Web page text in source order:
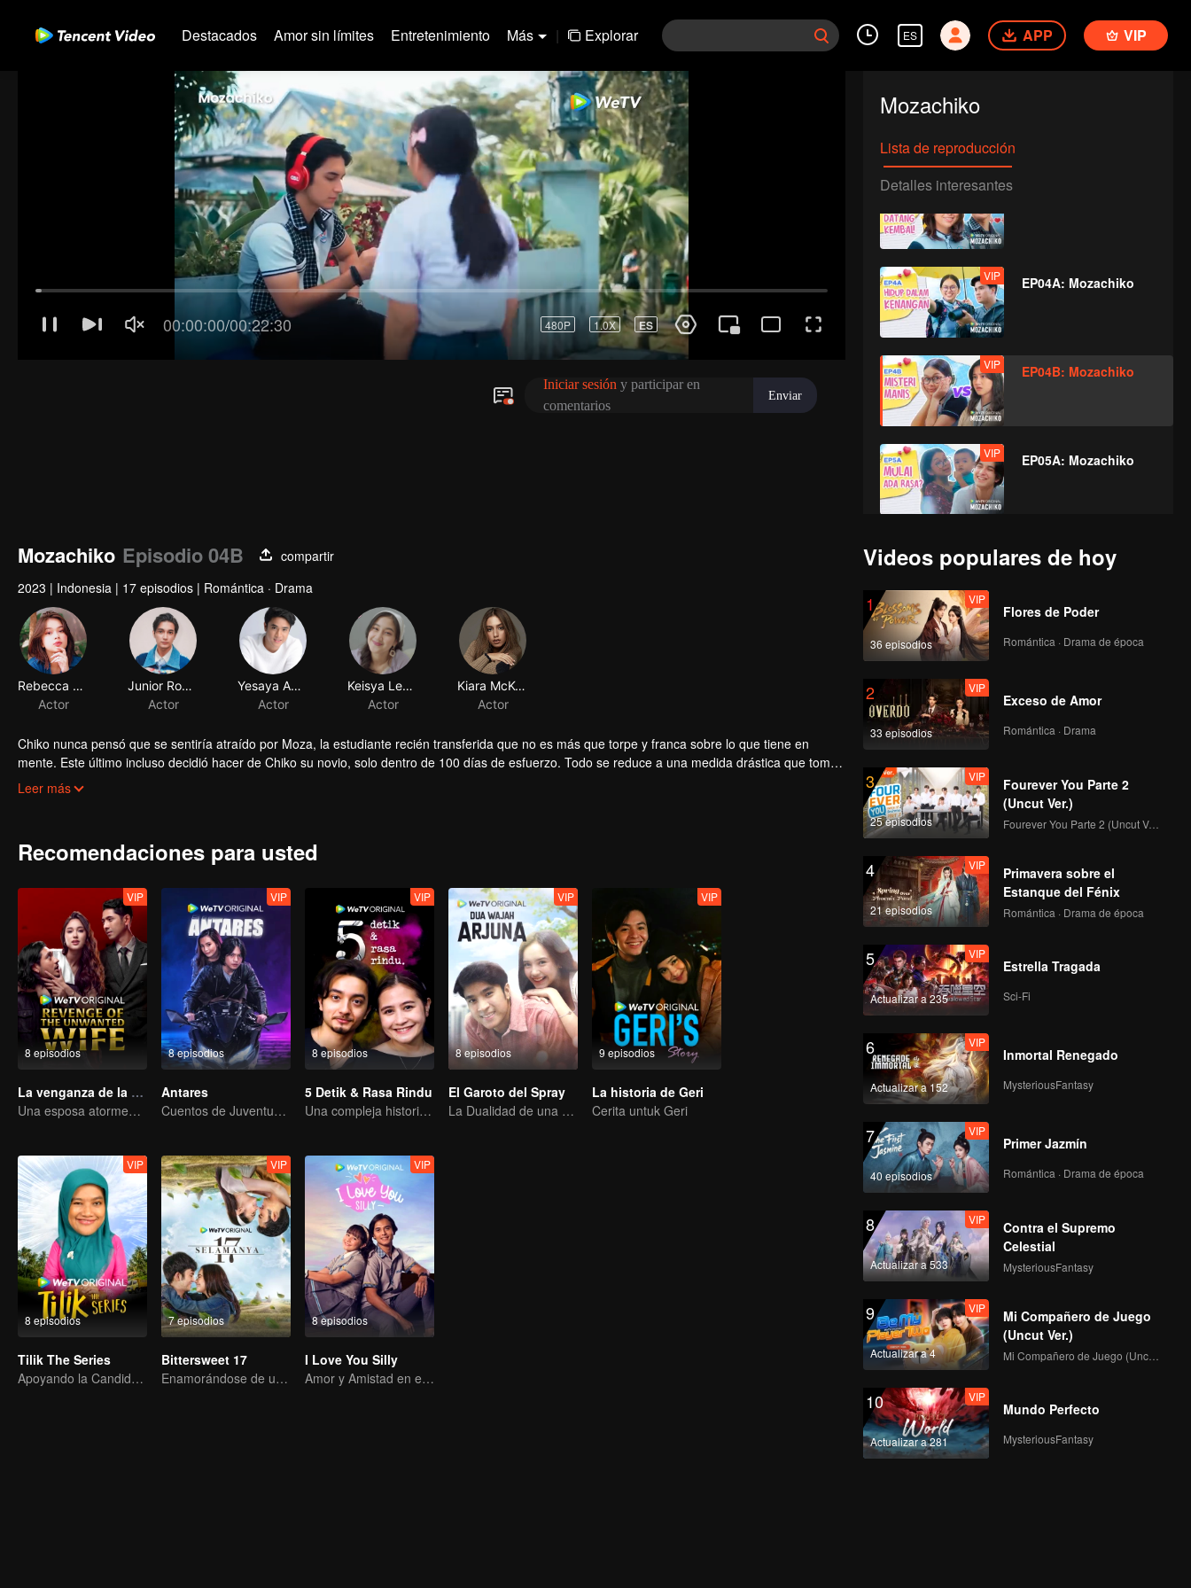
Destacados Amor sin límites Entretenimiento Más | Explorar ES APP VIP
Mozachiko
Lista de reproducción
Detalles interesantes
EP02B: Mozachiko
VIP
VIP EP04A: Mozachiko
VIP EP04B: Mozachiko
VIP EP05A: Mozachiko
EP05B: Mozachiko
VIP EP06A: Mozachiko
VIP EP06B: Mozachiko
VIP EP07A: Mozachiko
VIP EP07B: Mozachiko
VIP EP08A: Mozachiko
VIP EP08B: Mozachiko
VIP EP09A: Mozachiko
VIP
VIP EP10A: Mozachiko
VIP EP10B: Mozachiko
Mozachiko Episodio 04B
compartir
2023 | Indonesia | 17 episodios | Romántica · Drama
Rebecca Klopper
Actor
Junior Roberts
Actor
Yesaya Abraham
Actor
Keisya Levronka
Actor
Kiara McKenna
Actor
Chiko nunca pensó que se sentiría atraído por Moza, la estudiante recién transferida que no es más que torpe y franca sobre lo que tiene en
mente. Este último incluso decidió hacer de Chiko su novio, solo dentro de 100 días de esfuerzo. Todo se reduce a una medida drástica que toma
Moza, dando un gran giro en la trama: ahora Chiko es quien la persigue.
Leer más
Recomendaciones para usted
8 episodios
VIP
La venganza de la esposa no deseada
Una esposa atormentada guarda silencio, pero su venganza nunca cesa.
8 episodios
VIP
Antares
Cuentos de Juventud Ardiente
8 episodios
VIP
5 Detik & Rasa Rindu
Una compleja historia de amor triangular
8 episodios
VIP
El Garoto del Spray
La Dualidad de una Vida Compleja
9 episodios
VIP
La historia de Geri
Cerita untuk Geri
8 episodios
VIP
Tilik The Series
Apoyando la Candidatura de Mi Esposo para Jefe del Pueblo
7 episodios
VIP
Bittersweet 17
Enamorándose de una Mujer Eterna
8 episodios
VIP
I Love You Silly
Amor y Amistad en el Campus
Videos populares de hoy
1
36 episodios
VIP
Flores de Poder
Romántica · Drama de época
2
33 episodios
VIP
Exceso de Amor
Romántica · Drama
3
25 episodios
VIP
Fourever You Parte 2
(Uncut Ver.)
Fourever You Parte 2 (Uncut Ver.)
4
21 episodios
VIP
Primavera sobre el
Estanque del Fénix
Romántica · Drama de época
5
Actualizar a 235
VIP
Estrella Tragada
Sci-Fi
6
Actualizar a 152
VIP
Inmortal Renegado
MysteriousFantasy
7
40 episodios
VIP
Primer Jazmín
Romántica · Drama de época
8
Actualizar a 533
VIP
Contra el Supremo
Celestial
MysteriousFantasy
9
Actualizar a 4
VIP
Mi Compañero de Juego
(Uncut Ver.)
Mi Compañero de Juego (Uncut Ver.)
10
Actualizar a 281
VIP
Mundo Perfecto
MysteriousFantasy